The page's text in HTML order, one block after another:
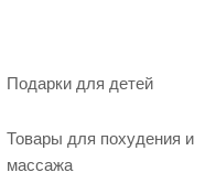
Подарки для детей
Товары для похудения и
массажа